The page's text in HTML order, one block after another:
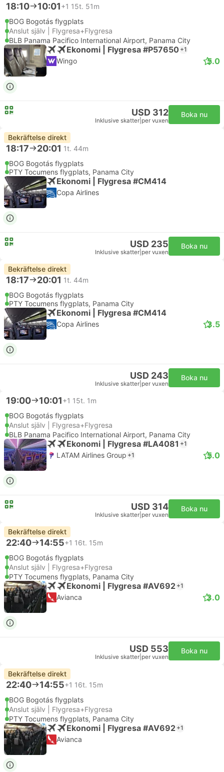
18:10 10:01+1 15t. 51m
BOG Bogotás flygplats
Anslut själv | Flygresa+Flygresa
BLB Panama Pacifico International Airport, Panama City
Ekonomi | Flygresa #P57650 +1
Wingo 5.0
USD 312
Inklusive skatter per vuxen
Boka nu
Bekräftelse direkt
18:17 20:01 1t. 44m
BOG Bogotás flygplats
PTY Tocumens flygplats, Panama City
Ekonomi | Flygresa #CM414
Copa Airlines
USD 235
Inklusive skatter per vuxen
Boka nu
Bekräftelse direkt
18:17 20:01 1t. 44m
BOG Bogotás flygplats
PTY Tocumens flygplats, Panama City
Ekonomi | Flygresa #CM414
Copa Airlines 3.5
USD 243
Inklusive skatter per vuxen
Boka nu
19:00 10:01+1 15t. 1m
BOG Bogotás flygplats
Anslut själv | Flygresa+Flygresa
BLB Panama Pacifico International Airport, Panama City
Ekonomi | Flygresa #LA4081 +1
LATAM Airlines Group +1 5.0
USD 314
Inklusive skatter per vuxen
Boka nu
Bekräftelse direkt
22:40 14:55+1 16t. 15m
BOG Bogotás flygplats
Anslut själv | Flygresa+Flygresa
PTY Tocumens flygplats, Panama City
Ekonomi | Flygresa #AV692 +1
Avianca 3.0
USD 553
Inklusive skatter per vuxen
Boka nu
Bekräftelse direkt
22:40 14:55+1 16t. 15m
BOG Bogotás flygplats
Anslut själv | Flygresa+Flygresa
PTY Tocumens flygplats, Panama City
Ekonomi | Flygresa #AV692 +1
Avianca